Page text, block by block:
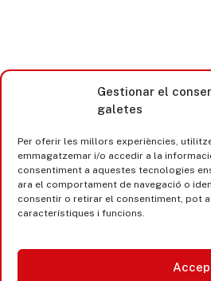
Gestionar el
galetes
Per oferir les millors experiències,
emmagatzemar i/o accedir a la
consentiment a aquestes tecnologies
ara el comportament de navegació o
consentir o retirar el consentiment, pot
característiques i funcions.